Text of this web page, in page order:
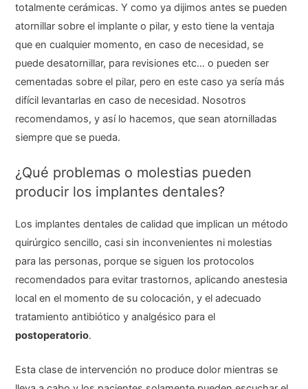
totalmente cerámicas. Y como ya dijimos antes se pueden
atornillar sobre el implante o pilar, y esto tiene la ventaja
que en cualquier momento, en caso de necesidad, se
puede desatornillar, para revisiones etc… o pueden ser
cementadas sobre el pilar, pero en este caso ya sería más
difícil levantarlas en caso de necesidad. Nosotros
recomendamos, y así lo hacemos, que sean atornilladas
siempre que se pueda.
¿Qué problemas o molestias pueden
producir los implantes dentales?
Los implantes dentales de calidad que implican un método
quirúrgico sencillo, casi sin inconvenientes ni molestias
para las personas, porque se siguen los protocolos
recomendados para evitar trastornos, aplicando anestesia
local en el momento de su colocación, y el adecuado
tratamiento antibiótico y analgésico para el
postoperatorio.
Esta clase de intervención no produce dolor mientras se